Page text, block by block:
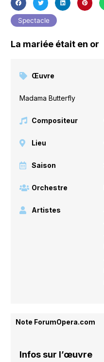
Spectacle
La mariée était en or
Œuvre
Madama Butterfly
Compositeur
Lieu
Saison
Orchestre
Artistes
Note ForumOpera.com
Infos sur l’œuvre